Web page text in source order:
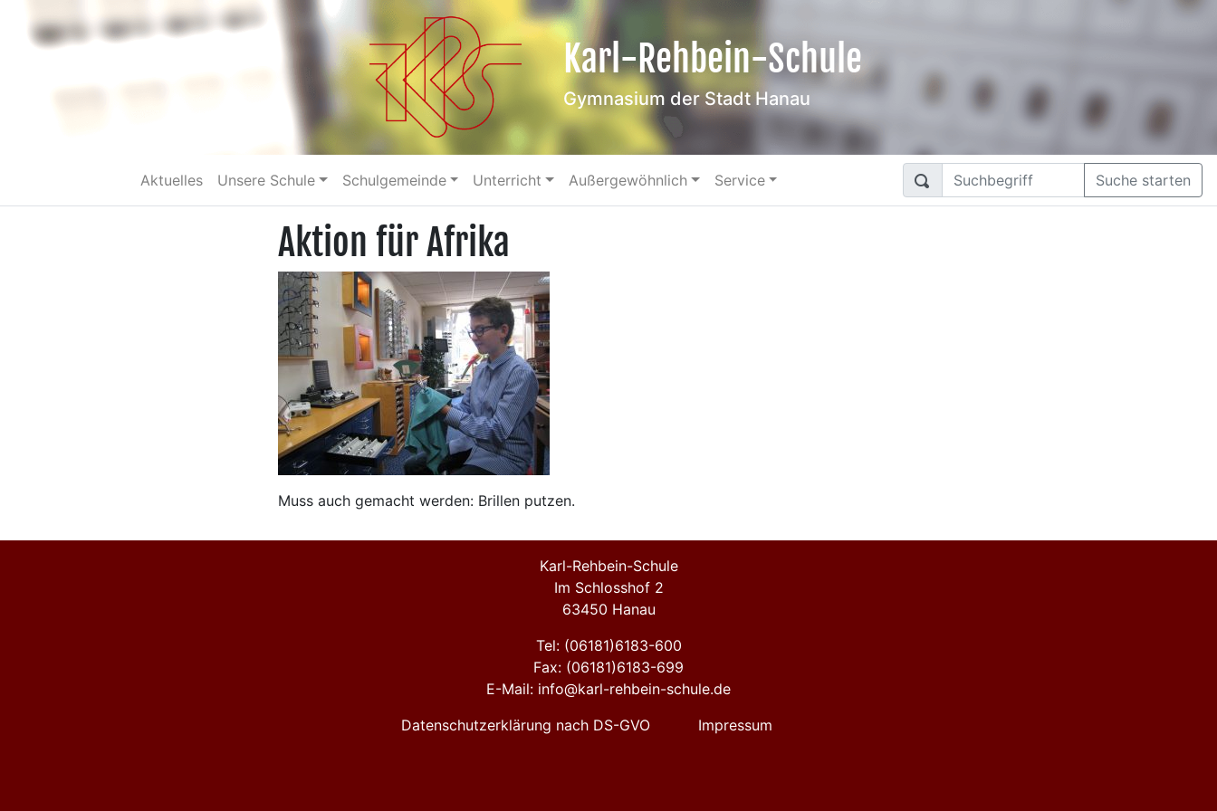
Karl-Rehbein-Schule
Gymnasium der Stadt Hanau
Aktuelles Unsere Schule Schulgemeinde Unterricht Außergewöhnlich Service Suche starten
Aktion für Afrika
Muss auch gemacht werden: Brillen putzen.
Karl-Rehbein-Schule
Im Schlosshof 2
63450 Hanau
Tel: (06181)6183-600
Fax: (06181)6183-699
E-Mail: info@karl-rehbein-schule.de
Datenschutzerklärung nach DS-GVO
Impressum